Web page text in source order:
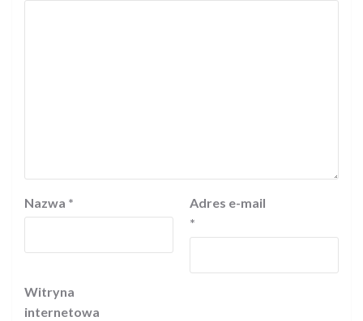
Nazwa *
Adres e-mail
*
Witryna
internetowa